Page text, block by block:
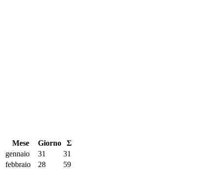
Mese Giorno
Σ
gennaio
31
31
febbraio
28
59